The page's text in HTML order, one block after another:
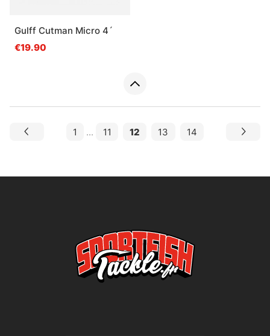
Gulff Cutman Micro 4´
€19.90
1 ... 11 12 13 14